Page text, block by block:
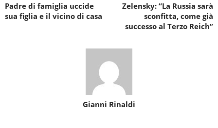
Padre di famiglia uccide
sua figlia e il vicino di casa
Zelensky: “La Russia sarà
sconfitta, come già
successo al Terzo Reich”
Gianni Rinaldi